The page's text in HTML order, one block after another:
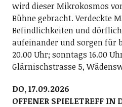
wird dieser Mikrokosmos
Bühne gebracht. Verdeckte
Befindlichkeiten und
aufeinander und sorgen für
20.00 Uhr; sonntags 16.00
Glärnischstrasse 5,
DO, 17.09.2026
OFFENER SPIELETREFF IN